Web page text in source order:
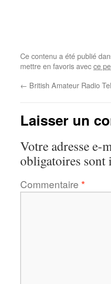
Ce contenu a été publié
mettre en favoris avecce
← British Amateur Radio
Laisser un
Votre adresse e-
obligatoires sont
Commentaire *